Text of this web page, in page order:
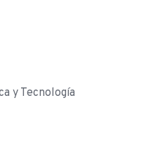
y Tecnología